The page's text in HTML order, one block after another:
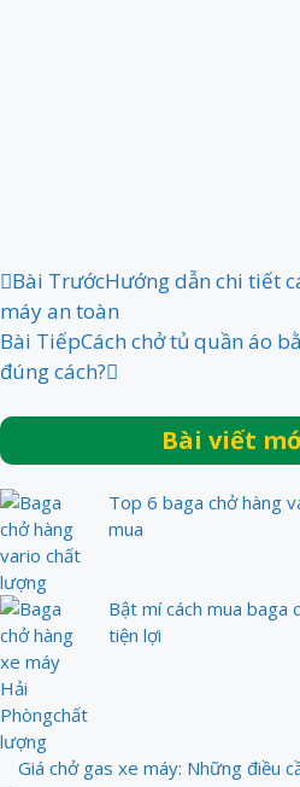
Bài TrướcHướng dẫn chi tiết
máy an toàn
Bài TiếpCách chở tủ quần áo
đúng cách?
Bài viết
Top 6 baga chở hàng
mua
Bật mí cách mua baga
tiện lợi
Giá chở gas xe máy: Những điều